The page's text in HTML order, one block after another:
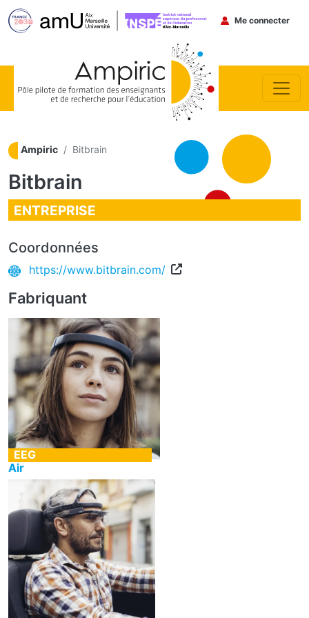
Menu du
Me connecter
Ampiric Bitbrain
Bitbrain
ENTREPRISE
Coordonnées
https://www.bitbrain.com/
Fabriquant
EEG
Air